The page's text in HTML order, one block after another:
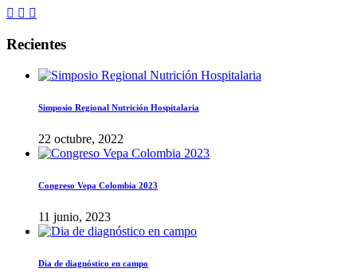
Recientes
Simposio Regional Nutrición Hospitalaria
22 octubre, 2022
Congreso Vepa Colombia 2023
11 junio, 2023
Dia de diagnóstico en campo